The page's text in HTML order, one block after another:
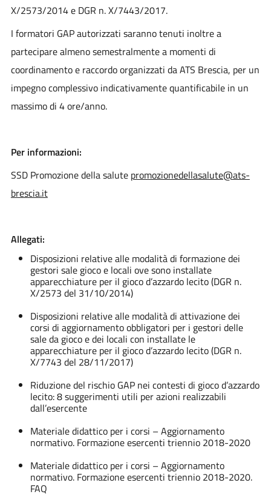
X/2573/2014 e DGR n. X/7443/2017.
I formatori GAP autorizzati saranno tenuti inoltre a
partecipare almeno semestralmente a momenti di
coordinamento e raccordo organizzati da ATS Brescia, per un
impegno complessivo indicativamente quantificabile in un
massimo di 4 ore/anno.
Per informazioni:
SSD Promozione della salute promozionedellasalute@ats-
brescia.it
Allegati:
Disposizioni relative alle modalità di formazione dei
gestori sale gioco e locali ove sono installate
apparecchiature per il gioco d’azzardo lecito (DGR n.
X/2573 del 31/10/2014)
Disposizioni relative alle modalità di attivazione dei
corsi di aggiornamento obbligatori per i gestori delle
sale da gioco e dei locali con installate le
apparecchiature per il gioco d’azzardo lecito (DGR n.
X/7743 del 28/11/2017)
Riduzione del rischio GAP nei contesti di gioco d’azzardo
lecito: 8 suggerimenti utili per azioni realizzabili
dall’esercente
Materiale didattico per i corsi – Aggiornamento
normativo. Formazione esercenti triennio 2018-2020
Materiale didattico per i corsi – Aggiornamento
normativo. Formazione esercenti triennio 2018-2020.
FAQ